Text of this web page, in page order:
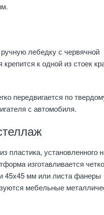
лебедку с червячной
к одной из стоек
передвигается по
с автомобиля.
пластика, установленного
изготавливается
45х45 мм или листа фанеры
мебельные